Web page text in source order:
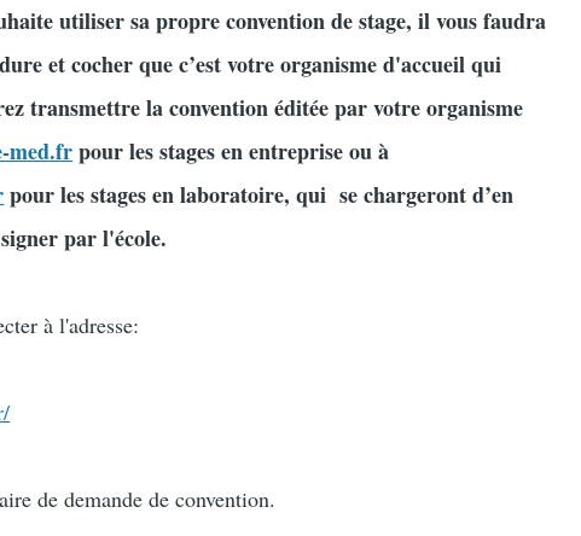
utiliser sa propre convention de stage, il vous faudra
et cocher que c’est votre organisme d'accueil qui
transmettre la convention éditée par votre organisme
med.frpour les stages en entreprise ou à
pour les stages en laboratoire, qui se chargeront d’en
par l'école.
à l'adresse:
de demande de convention.